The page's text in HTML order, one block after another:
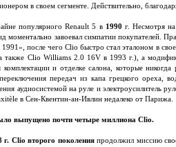
в своем сегменте. Действительно,
популярного Renault 5 в 1990 г. Несмотря
моментально завоевал симпатии покупателей.
после чего Clio быстро стал эталоном в
Clio Williams 2.0 16V в 1993 г.), а
комплектации и отделке салона, которые
передач из капа грецкого ореха,
аудиосистемой на руле и электроусилитель
в Сен-Квентин-ан-Ивлин недалеко от Парижа.
выпущено почти четыре миллиона Clio.
Clio второго поколенияпродолжил миссию